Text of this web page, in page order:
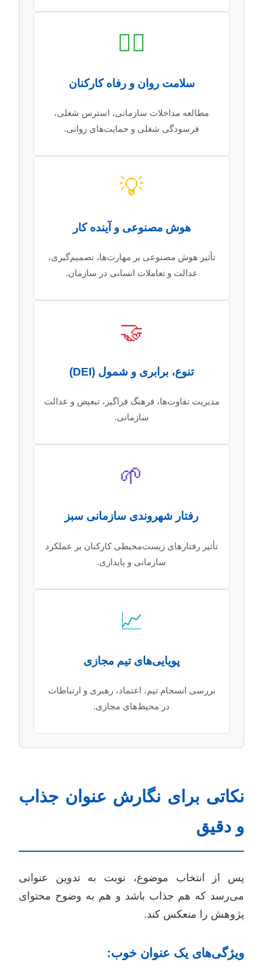
🧘‍♀️
سلامت روان و رفاه کارکنان
مطالعه مداخلات سازمانی، استرس شغلی،
فرسودگی شغلی و حمایت‌های روانی.
💡
هوش مصنوعی و آینده کار
تأثیر هوش مصنوعی بر مهارت‌ها، تصمیم‌گیری،
عدالت و تعاملات انسانی در سازمان.
🤝
تنوع، برابری و شمول (DEI)
مدیریت تفاوت‌ها، فرهنگ فراگیر، تبعیض و عدالت
سازمانی.
🌱
رفتار شهروندی سازمانی سبز
تأثیر رفتارهای زیست‌محیطی کارکنان بر عملکرد
سازمانی و پایداری.
📈
پویایی‌های تیم مجازی
بررسی انسجام تیم، اعتماد، رهبری و ارتباطات
در محیط‌های مجازی.
نکاتی برای نگارش عنوان جذاب
و دقیق
پس از انتخاب موضوع، نوبت به تدوین عنوانی
می‌رسد که هم جذاب باشد و هم به وضوح محتوای
پژوهش را منعکس کند.
ویژگی‌های یک عنوان خوب: